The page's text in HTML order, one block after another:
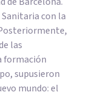
con la
las
formación
supusieron
mundo: el